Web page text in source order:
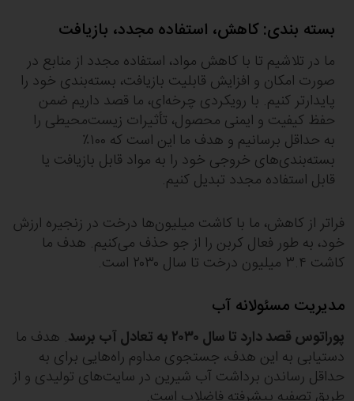
بسته بندی: کاهش، استفاده مجدد، بازیافت
ما در تلاشیم تا با کاهش مواد، استفاده مجدد از منابع در
صورت امکان و افزایش قابلیت بازیافت، بسته‌بندی خود را
پایدارتر کنیم. با رویکردی چرخه‌ای، ما قصد داریم ضمن
حفظ کیفیت و ایمنی محصول، تأثیرات زیست‌محیطی را
به حداقل برسانیم و هدف ما این است که ۱۰۰٪
بسته‌بندی‌های خروجی خود را به مواد قابل بازیافت یا
قابل استفاده مجدد تبدیل کنیم.
فراتر از کاهش، ما با کاشت میلیون‌ها درخت در زنجیره ارزش
خود، به طور فعال کربن را از جو حذف می‌کنیم. هدف ما
کاشت ۳.۴ میلیون درخت تا سال ۲۰۳۰ است.
مدیریت مسئولانه آب
پوراتوس قصد دارد تا سال ۲۰۳۰ به تعادل آب برسد
. هدف ما
دستیابی به این هدف، جستجوی مداوم راه‌هایی برای به
حداقل رساندن برداشت آب شیرین در سایت‌های تولیدی و از